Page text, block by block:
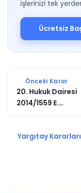
işlerinizi tek
Ücretsiz
Önceki Karar
20. Hukuk Dairesi
2014/1559 E.
Yargıtay Kararları